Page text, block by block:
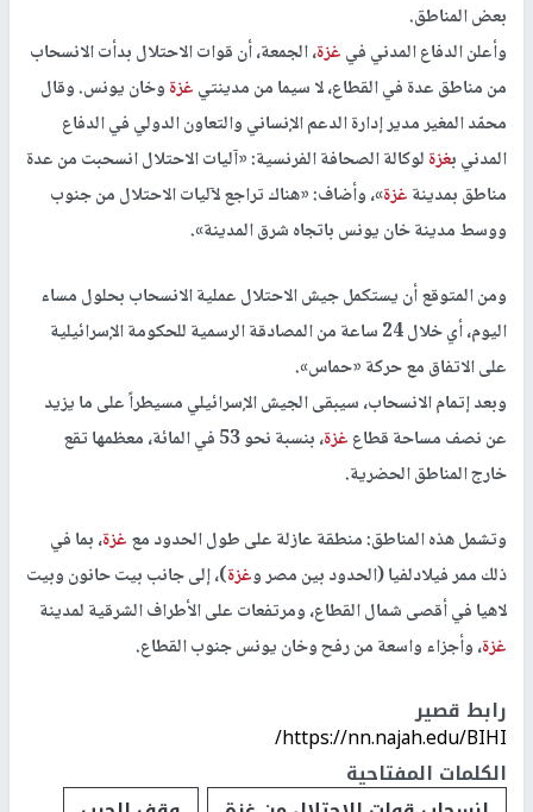
بعض المناطق.
وأعلن الدفاع المدني فيغزة، الجمعة، أن قوات الاحتلال بدأت الانسحاب
من مناطق عدة في القطاع، لا سيما من مدينتيغزةوخان يونس. وقال
محمّد المغير مدير إدارة الدعم الإنساني والتعاون الدولي في الدفاع
المدني بغزةلوكالة الصحافة الفرنسية: «آليات الاحتلال انسحبت من عدة
مناطق بمدينةغزة»، وأضاف: «هناك تراجع لآليات الاحتلال من جنوب
ووسط مدينة خان يونس باتجاه شرق المدينة».
ومن المتوقع أن يستكمل جيش الاحتلال عملية الانسحاب بحلول مساء
اليوم، أي خلال 24 ساعة من المصادقة الرسمية للحكومة الإسرائيلية
على الاتفاق مع حركة «حماس».
وبعد إتمام الانسحاب، سيبقى الجيش الإسرائيلي مسيطراً على ما يزيد
عن نصف مساحة قطاعغزة
، بنسبة نحو 53 في المائة، معظمها تقع
خارج المناطق الحضرية.
وتشمل هذه المناطق: منطقة عازلة على طول الحدود معغزة، بما في
ذلك ممر فيلادلفيا (الحدود بين مصر وغزة)، إلى جانب بيت حانون وبيت
لاهيا في أقصى شمال القطاع، ومرتفعات على الأطراف الشرقية لمدينة
غزة، وأجزاء واسعة من رفح وخان يونس جنوب القطاع.
رابط قصير
https://nn.najah.edu/BIHI/
الكلمات المفتاحية